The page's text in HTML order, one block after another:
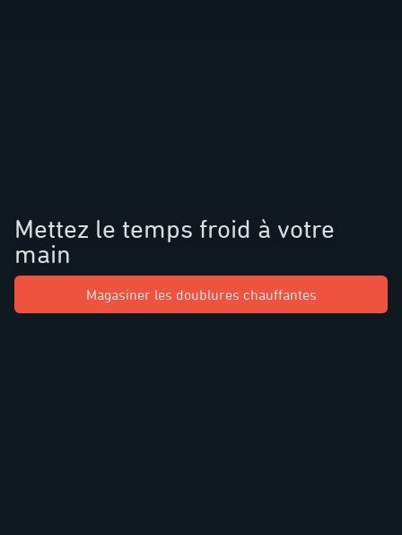
Mettez le temps froid à votre
main
Magasiner les doublures chauffantes